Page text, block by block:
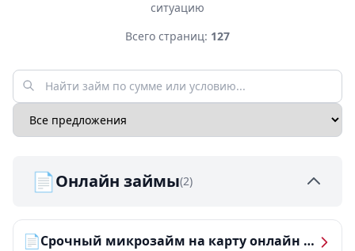
ситуацию
Всего страниц: 127
📄Онлайн займы(2)
📄 Срочный микрозайм на карту онлайн — получить деньги за 5 минут